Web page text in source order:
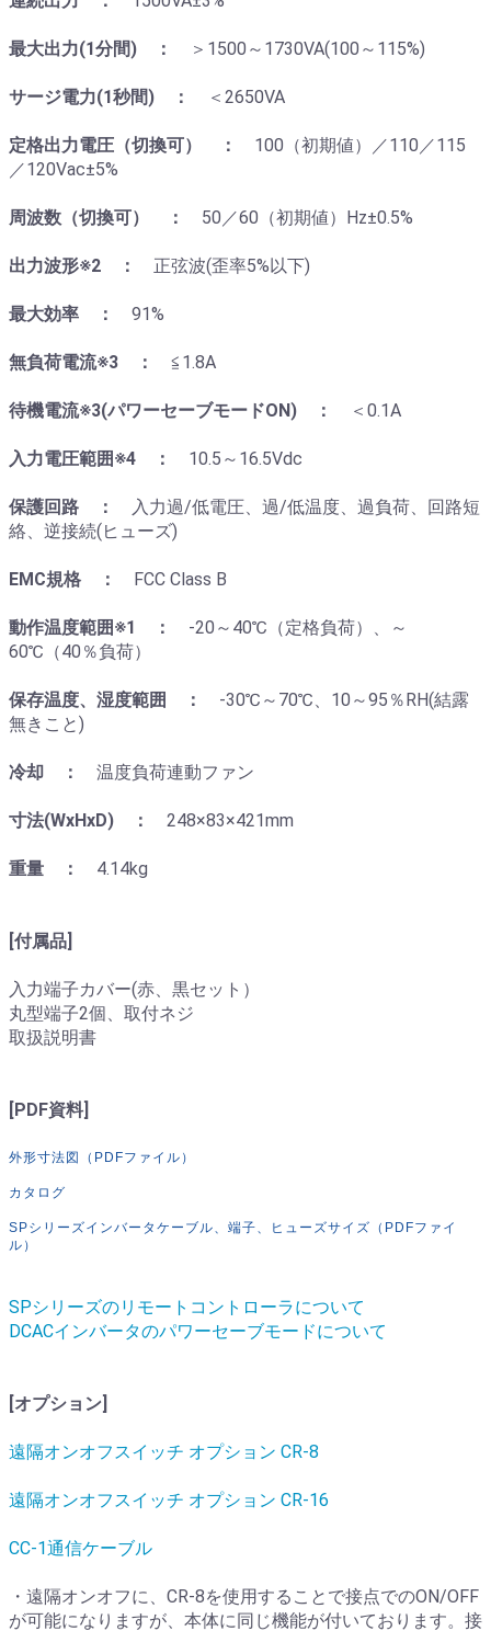
最大出力(1分間) ： ＞1500～1730VA(100～115%)
サージ電力(1秒間) ： ＜2650VA
定格出力電圧（切換可） ： 100（初期値）／110／115
／120Vac±5%
周波数（切換可） ： 50／60（初期値）Hz±0.5%
出力波形※2 ： 正弦波(歪率5%以下)
最大効率 ： 91%
無負荷電流※3 ： ≦1.8A
待機電流※3(パワーセーブモードON) ： ＜0.1A
入力電圧範囲※4 ： 10.5～16.5Vdc
保護回路 ：
入力過/低電圧、過/低温度、過負荷、回路短
絡、逆接続(ヒューズ)
EMC規格 ： FCC Class B
動作温度範囲※1 ： -20～40℃（定格負荷）、～
60℃（40％負荷）
保存温度、湿度範囲 ： -30℃～70℃、10～95％RH(結露
無きこと)
冷却 ： 温度負荷連動ファン
寸法(WxHxD) ： 248×83×421mm
重量 ： 4.14kg
[付属品]
入力端子カバー(赤、黒セット）
丸型端子2個、取付ネジ
取扱説明書
[PDF資料]
外形寸法図（PDFファイル）
カタログ
SPシリーズインバータケーブル、端子、ヒューズサイズ（PDFファイ
ル）
SPシリーズのリモートコントローラについて
DCACインバータのパワーセーブモードについて
[オプション]
遠隔オンオフスイッチ オプション CR-8
遠隔オンオフスイッチ オプション CR-16
CC-1通信ケーブル
・遠隔オンオフに、CR-8を使用することで接点でのON/OFF
が可能になりますが、本体に同じ機能が付いております。接